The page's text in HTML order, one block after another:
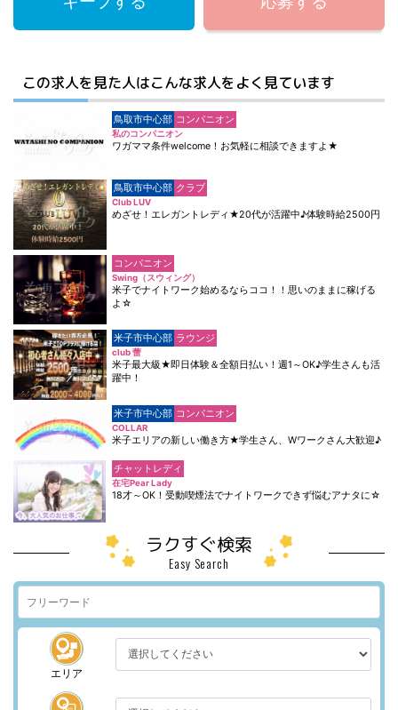
この求人を見た人はこんな求人をよく見ています
鳥取市中心部 コンパニオン
私のコンパニオン
ワガママ条件welcome！お気軽に相談できますよ★
鳥取市中心部 クラブ
Club LUV
めざせ！エレガントレディ★20代が活躍中♪体験時給2500円
コンパニオン
Swing（スウィング）
米子でナイトワーク始めるならココ！！思いのままに稼げる
よ☆
米子市中心部 ラウンジ
club 蕾
米子最大級★即日体験＆全額日払い！週1～OK♪学生さんも活
躍中！
米子市中心部 コンパニオン
COLLAR
米子エリアの新しい働き方★学生さん、Wワークさん大歓迎♪
チャットレディ
在宅Pear Lady
18才～OK！受動喫煙法でナイトワークできず悩むアナタに☆
ラクすぐ検索
Easy Search
エリア